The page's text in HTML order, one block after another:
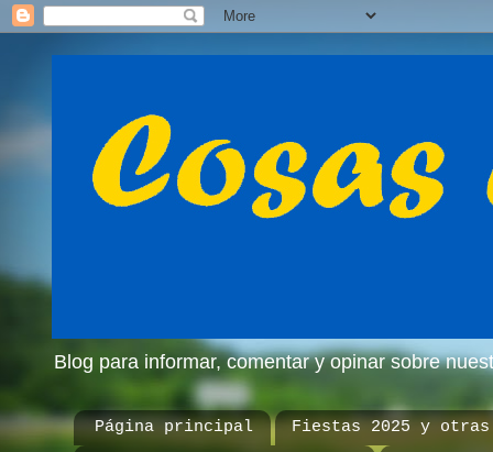
Blog para informar, comentar y opinar sobre
Página principal
Fiestas 2025 y otras